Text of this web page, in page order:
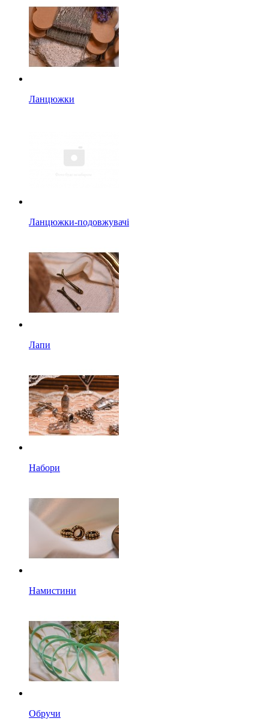
Ланцюжки
Ланцюжки-подовжувачі
Лапи
Набори
Намистини
Обручи